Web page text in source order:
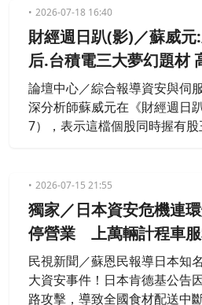
立即採取密碼重設、限制管理
體等防護措施。然而，這場跨
燒，恐已席捲台灣。最新情資
2026-07-18 16:40
財經週日趴(影)／蘇威
后.台積電三大夢幻題材
論壇中心／綜合報導資安與伺
深分析師蘇威元在《財經週日
7），表示這檔個股同時握有
勢，補漲空間極為可觀。蘇威
KVM多電腦切換器為全球龍頭
螢幕畫面，並已切入美國政府
最關鍵的利基在於，台積電
2026-07-15 21:55
獨家／日本資安危機連
停營業 上萬輛計程車
民視新聞／蘇恩民報導日本知
大資安事件！日本肯德基公告
路攻擊，導致全國食材配送中